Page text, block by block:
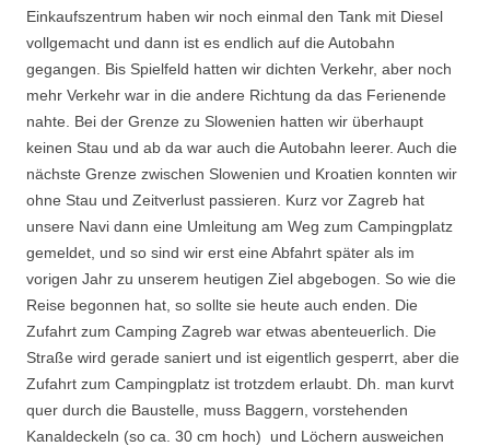
Einkaufszentrum haben wir noch einmal den Tank mit Diesel
vollgemacht und dann ist es endlich auf die Autobahn
gegangen. Bis Spielfeld hatten wir dichten Verkehr, aber noch
mehr Verkehr war in die andere Richtung da das Ferienende
nahte. Bei der Grenze zu Slowenien hatten wir überhaupt
keinen Stau und ab da war auch die Autobahn leerer. Auch die
nächste Grenze zwischen Slowenien und Kroatien konnten wir
ohne Stau und Zeitverlust passieren. Kurz vor Zagreb hat
unsere Navi dann eine Umleitung am Weg zum Campingplatz
gemeldet, und so sind wir erst eine Abfahrt später als im
vorigen Jahr zu unserem heutigen Ziel abgebogen. So wie die
Reise begonnen hat, so sollte sie heute auch enden. Die
Zufahrt zum Camping Zagreb war etwas abenteuerlich. Die
Straße wird gerade saniert und ist eigentlich gesperrt, aber die
Zufahrt zum Campingplatz ist trotzdem erlaubt. Dh. man kurvt
quer durch die Baustelle, muss Baggern, vorstehenden
Kanaldeckeln (so ca. 30 cm hoch) und Löchern ausweichen